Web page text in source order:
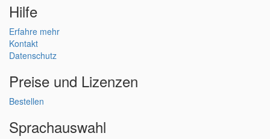
Hilfe
Erfahre mehr
Kontakt
Datenschutz
Preise und Lizenzen
Bestellen
Sprachauswahl